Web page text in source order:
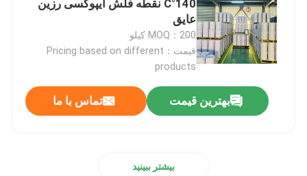
خونه
140°C نقطه فلش ایپوکسی رزین
عایق
MOQ：200 کیلو
قیمت：Pricing based on different
products
بهترین قیمت تماس با ما
بیشتر ببینید